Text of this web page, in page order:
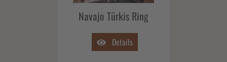
Navajo Türkis Ring
Details